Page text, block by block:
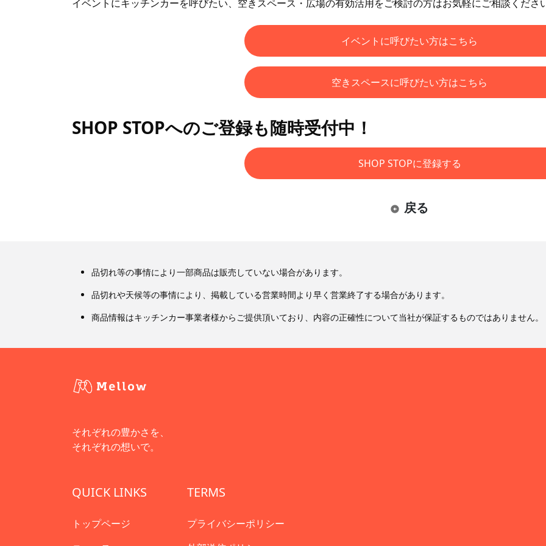
イベントにキッチンカーを呼びたい、空きスペース・広場の有効活用をご検討の方はお気軽にご相談くださ
イベントに呼びたい方はこちら
空きスペースに呼びたい方はこちら
SHOP STOPへのご登録も随時受付中！
SHOP STOPに登録する
戻る
品切れ等の事情により一部商品は販売していない場合があります。
品切れや天候等の事情により、掲載している営業時間より早く営業終了する場合があります。
商品情報はキッチンカー事業者様からご提供頂いており、内容の正確性について当社が保証するものではありません。
それぞれの豊かさを、
それぞれの想いで。
QUICK LINKS
トップページ
TERMS
プライバシーポリシー